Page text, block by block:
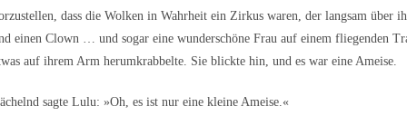
dass die Wolken in Wahrheit ein Zirkus waren, der langsam über
einen Clown … und sogar eine wunderschöne Frau auf einem fliegenden
auf ihrem Arm herumkrabbelte. Sie blickte hin, und es war eine Ameise.
sagte Lulu: »Oh, es ist nur eine kleine Ameise.«